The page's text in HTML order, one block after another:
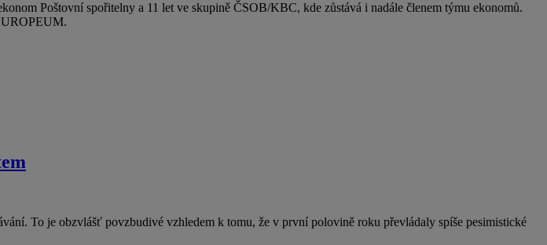
Poštovní spořitelny a 11 let ve skupině ČSOB/KBC, kde zůstává i nadále členem týmu ekonomů.
To je obzvlášť povzbudivé vzhledem k tomu, že v první polovině roku převládaly spíše pesimistické